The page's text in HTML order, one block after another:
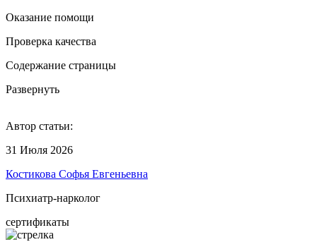
Оказание помощи
Проверка качества
Содержание страницы
Развернуть
Автор статьи:
31 Июля 2026
Костикова Софья Евгеньевна
Психиатр-нарколог
сертификаты